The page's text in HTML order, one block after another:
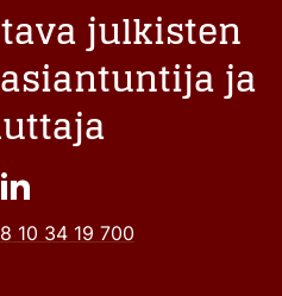
julkisten
ja
10 34 19 700